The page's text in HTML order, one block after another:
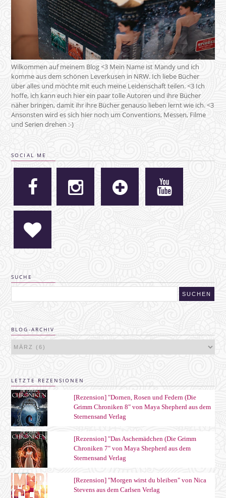
Wilkommen auf meinem Blog <3 Mein Name ist Mandy und ich
komme aus dem schönen Leverkusen in NRW. Ich liebe Bücher
über alles und möchte mit euch meine Leidenschaft teilen. <3 Ich
hoffe, ich kann euch hier ein paar tolle Autoren und ihre Bücher
näher bringen, damit ihr ihre Bücher genauso lieben lernt wie ich. <3
Ansonsten wird es sich hier noch um Conventions, Messen, Filme
und Serien drehen :-)
SOCIAL ME
SUCHE
BLOG-ARCHIV
LETZTE REZENSIONEN
[Rezension] "Dornen, Rosen und Federn (Die
Grimm Chroniken 8" von Maya Shepherd aus dem
Sternensand Verlag
[Rezension] "Das Aschemädchen (Die Grimm
Chroniken 7" von Maya Shepherd aus dem
Sternensand Verlag
[Rezension] "Morgen wirst du bleiben" von Nica
Stevens aus dem Carlsen Verlag